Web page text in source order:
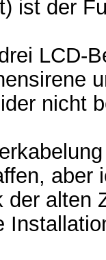
ist der
LCD-
nicht
aber
der alten